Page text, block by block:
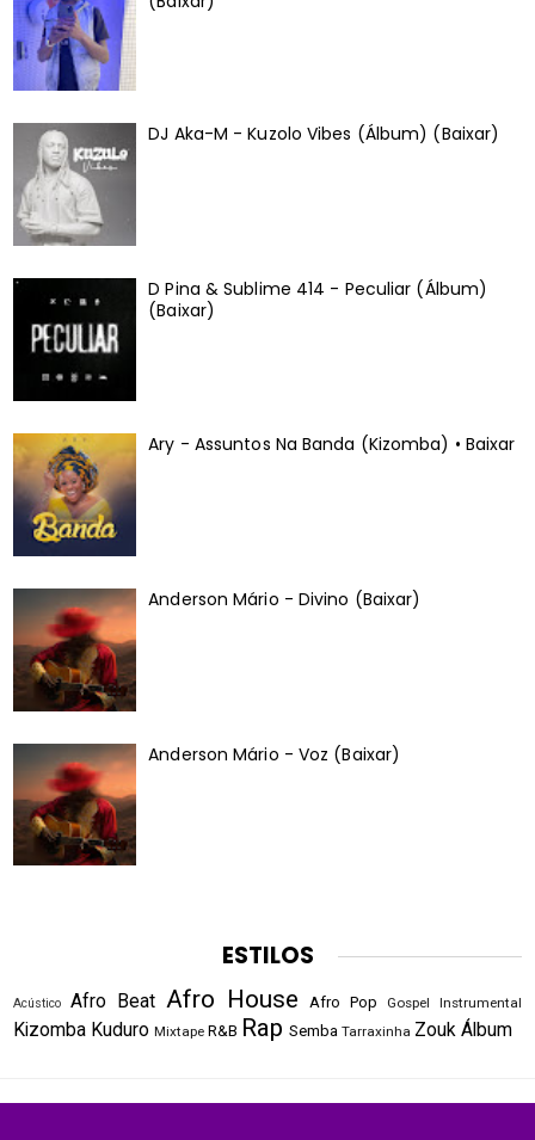
DJ Aka-M - Kuzolo Vibes (Álbum) (Baixar)
D Pina & Sublime 414 - Peculiar (Álbum)
(Baixar)
Ary - Assuntos Na Banda (Kizomba) • Baixar
Anderson Mário - Divino (Baixar)
Anderson Mário - Voz (Baixar)
ESTILOS
Acústico Afro Beat Afro House Afro Pop Gospel Instrumental
Kizomba Kuduro Mixtape R&B Rap Semba Tarraxinha Zouk Álbum